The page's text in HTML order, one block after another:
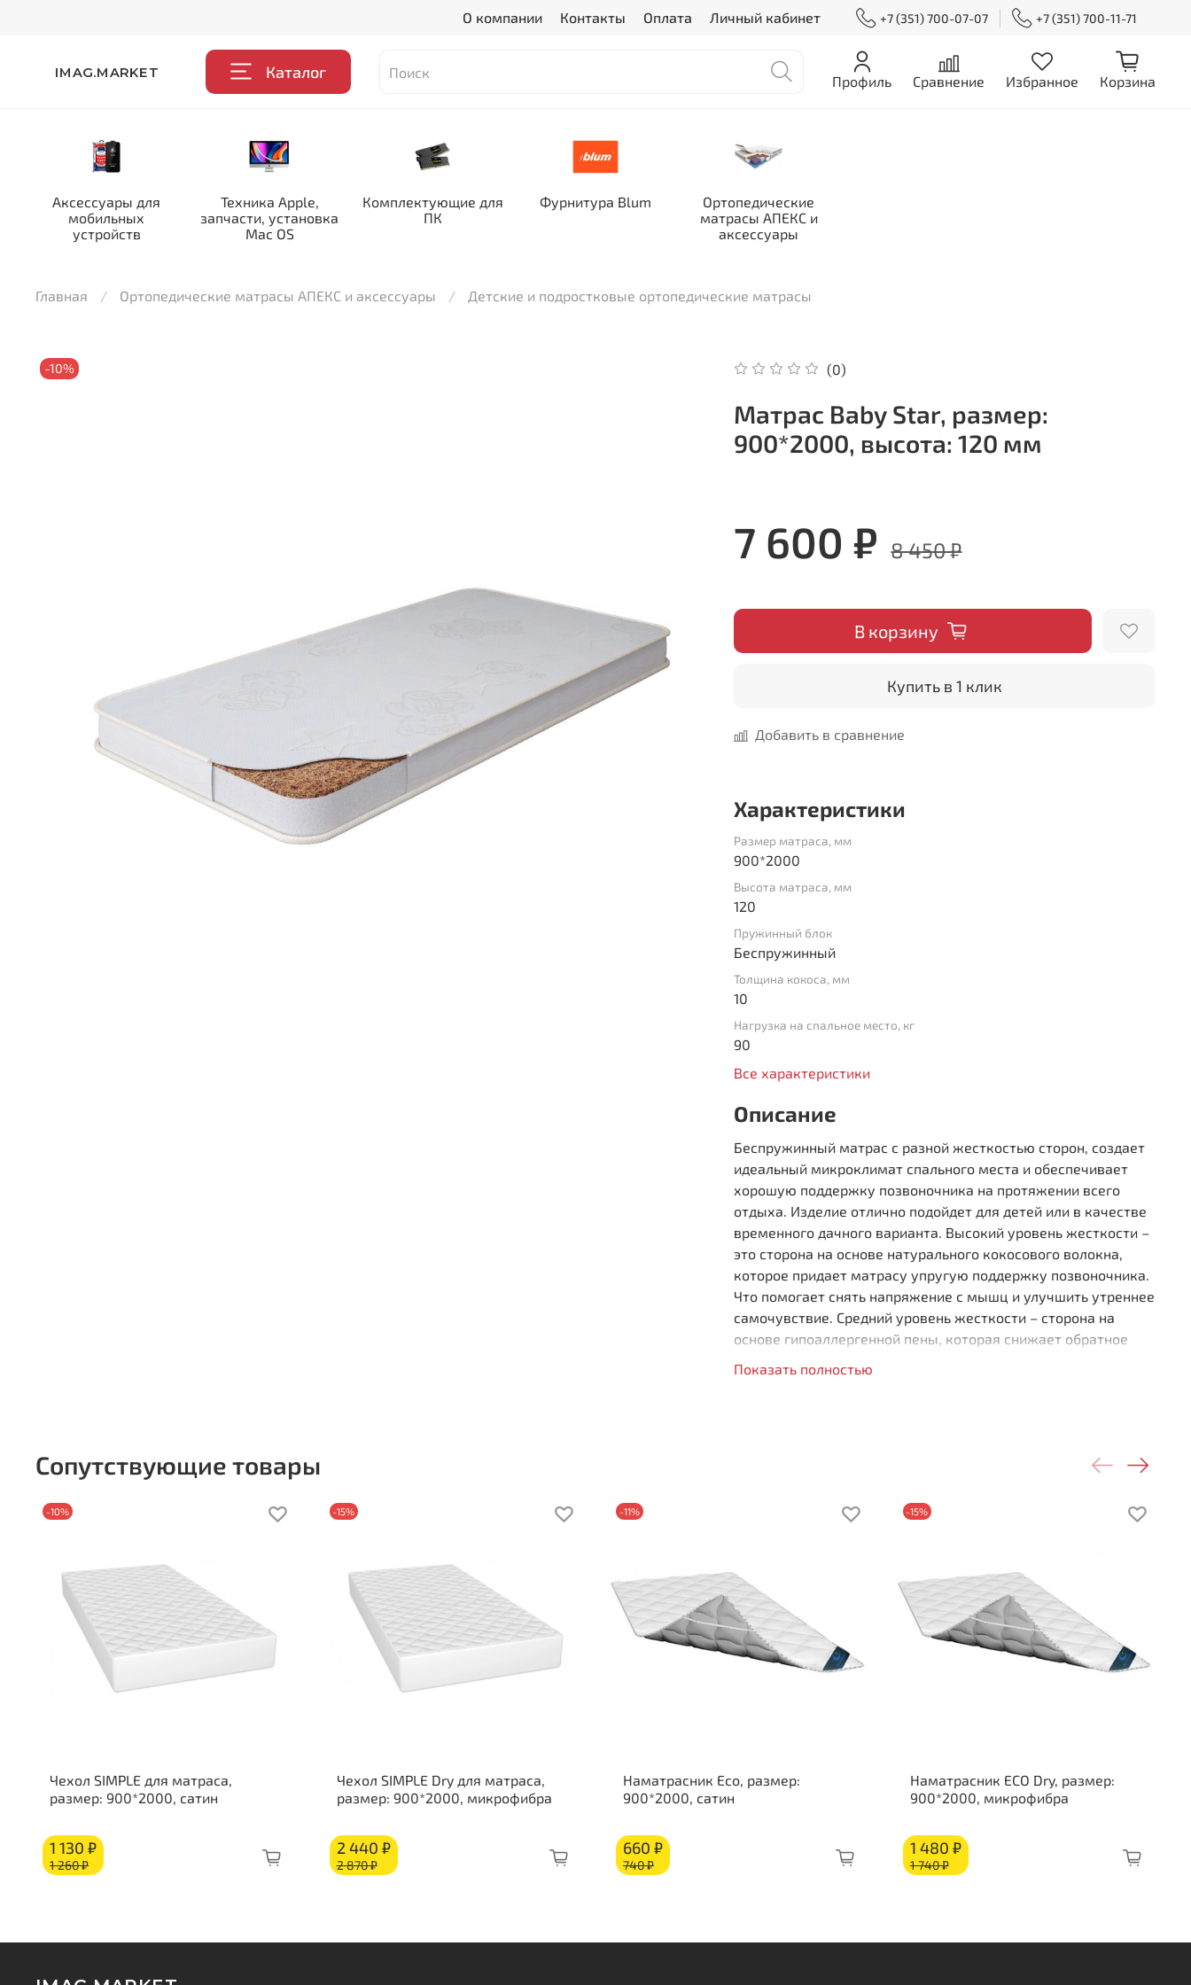
О компании Контакты Оплата Личный кабинет +7 (351) 700-07-07 +7 (351) 700-11-71
IMAG.MARKET Каталог Профиль Сравнение Избранное Корзина
Аксессуары для
мобильных
устройств
Техника Apple,
запчасти, установка
Mac OS
Комплектующие для
ПК
Фурнитура Blum
Ортопедические
матрасы АПЕКС и
аксессуары
Главная Ортопедические матрасы АПЕКС и аксессуары Детские и подростковые ортопедические матрасы
-10% (0)
Матрас Baby Star, размер:
900*2000, высота: 120 мм
7 600 ₽ 8 450 ₽
В корзину
Купить в 1 клик
Добавить в сравнение
Характеристики
Размер матраса, мм
900*2000
Высота матраса, мм
120
Пружинный блок
Беспружинный
Толщина кокоса, мм
10
Нагрузка на спальное место, кг
90
Все характеристики
Описание
Беспружинный матрас с разной жесткостью сторон, создает
идеальный микроклимат спального места и обеспечивает
хорошую поддержку позвоночника на протяжении всего
отдыха. Изделие отлично подойдет для детей или в качестве
временного дачного варианта. Высокий уровень жесткости –
это сторона на основе натурального кокосового волокна,
которое придает матрасу упругую поддержку позвоночника.
Что помогает снять напряжение с мышц и улучшить утреннее
самочувствие. Средний уровень жесткости – сторона на
основе гипоаллергенной пены, которая снижает обратное
Разная жесткость сторон
Нагрузка на спальное место 90 кг
Жесткость стороны 1: средняя
Жесткость стороны 2: жесткая
Состав по слоям:
Показать полностью
Сопутствующие товары
-10%
Чехол SIMPLE для матраса,
размер: 900*2000, сатин
1 130 ₽
1 260 ₽
-15%
Чехол SIMPLE Dry для матраса,
размер: 900*2000, микрофибра
2 440 ₽
2 870 ₽
-11%
Наматрасник Eco, размер:
900*2000, сатин
660 ₽
740 ₽
-15%
Наматрасник ECO Dry, размер:
900*2000, микрофибра
1 480 ₽
1 740 ₽